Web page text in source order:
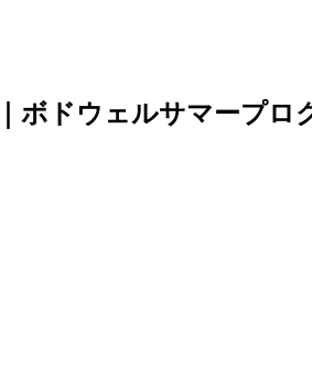
ボドウェルサマープ